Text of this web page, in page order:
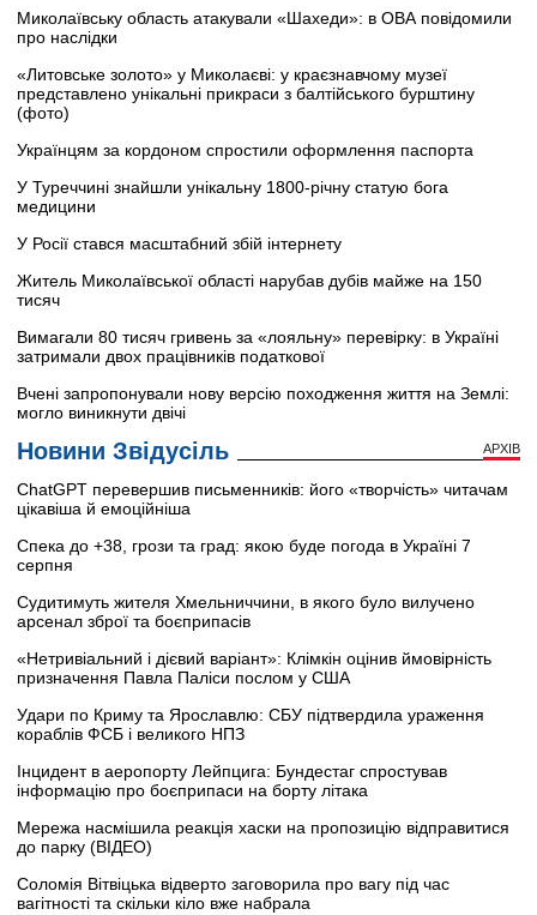
Миколаївську область атакували «Шахеди»: в ОВА повідомили
про наслідки
«Литовське золото» у Миколаєві: у краєзнавчому музеї
представлено унікальні прикраси з балтійського бурштину
(фото)
Українцям за кордоном спростили оформлення паспорта
У Туреччині знайшли унікальну 1800-річну статую бога
медицини
У Росії стався масштабний збій інтернету
Житель Миколаївської області нарубав дубів майже на 150
тисяч
Вимагали 80 тисяч гривень за «лояльну» перевірку: в Україні
затримали двох працівників податкової
Вчені запропонували нову версію походження життя на Землі:
могло виникнути двічі
Новини Звідусіль АРХІВ
ChatGPT перевершив письменників: його «творчість» читачам
цікавіша й емоційніша
Спека до +38, грози та град: якою буде погода в Україні 7
серпня
Судитимуть жителя Хмельниччини, в якого було вилучено
арсенал зброї та боєприпасів
«Нетривіальний і дієвий варіант»: Клімкін оцінив ймовірність
призначення Павла Паліси послом у США
Удари по Криму та Ярославлю: СБУ підтвердила ураження
кораблів ФСБ і великого НПЗ
Інцидент в аеропорту Лейпцига: Бундестаг спростував
інформацію про боєприпаси на борту літака
Мережа насмішила реакція хаски на пропозицію відправитися
до парку (ВІДЕО)
Соломія Вітвіцька відверто заговорила про вагу під час
вагітності та скільки кіло вже набрала